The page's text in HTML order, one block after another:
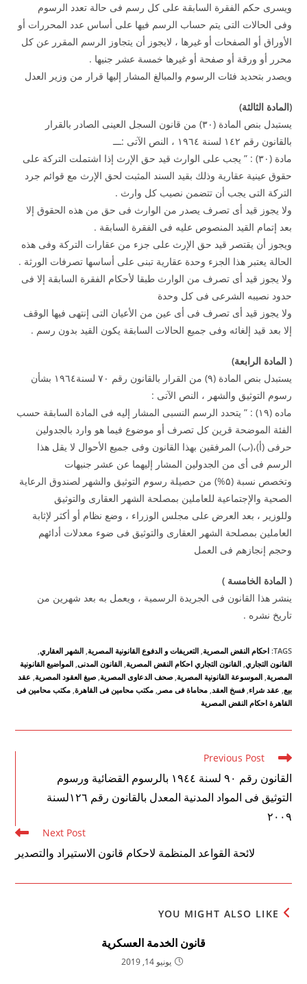
ويسرى حكم الفقرة السابقة على كل رسم فى حالة تعدد الرسوم
وفى الحالات التى يتم حساب الرسم فيها على أساس عدد المحررات أو
الأوراق أو الصفحات أو غيرها ، لايجوز أن يتجاوز الرسم المقرر عن كل
محرر أو ورقة أو صفحة أو غيرها خمسة عشر جنيها .
ويصدر بتحديد فئات الرسوم والمبالغ المشار إليها قرار من وزير العدل
(المادة الثالثة)
يستبدل بنص المادة (۳۰) من قانون السجل العينى الصادر بالقرار
بالقانون رقم ۱٤۲ لسنة ۱۹٦٤ ، النص الآتى :ـــ
مادة (۳۰) : ” يجب على الوارث قيد حق الإرث إذا اشتملت التركة على
حقوق عينية عقارية وذلك بقيد السند المثبت لحق الإرث مع قوائم جرد
التركة التى يجب أن تتضمن نصيب كل وارث .
ولا يجوز قيد أى تصرف يصدر من الوارث فى حق من هذه الحقوق إلا
بعد إتمام القيد المنصوص عليه فى الفقرة السابقة .
ويجوز أن يقتصر قيد حق الإرث على جزء من عقارات التركة وفى هذه
الحالة يعتبر هذا الجزء وحدة عقارية تبنى على أساسها تصرفات الورثة .
ولا يجوز قيد أى تصرف من الوارث طبقا لأحكام الفقرة السابقة إلا فى
حدود نصيبه الشرعى فى كل وحدة
ولا يجوز قيد أى تصرف فى أى عين من الأعيان التى إنتهى فيها الوقف
إلا بعد قيد إلغائه وفى جميع الحالات السابقة يكون القيد بدون رسم .
(المادة الرابعة)
يستبدل بنص المادة (۹) من القرار بالقانون رقم ۷۰ لسنة۱۹٦٤ بشأن
رسوم التوثيق والشهر ، النص الآتى :
ماده (۱۹) : ” يتحدد الرسم النسبى المشار إليه فى المادة السابقة حسب
الفئة الموضحة قرين كل تصرف أو موضوع فيما هو وارد بالجدولين
حرفى (أ)،(ب) المرفقين بهذا القانون وفى جميع الأحوال لا يقل هذا
الرسم فى أى من الجدولين المشار إليهما عن عشر جنيهات
وتخصص نسبة (۵%) من حصيلة رسوم التوثيق والشهر لصندوق الرعاية
الصحية والإجتماعية للعاملين بمصلحة الشهر العقارى والتوثيق
وللوزير ، بعد العرض على مجلس الوزراء ، وضع نظام أو أكثر لإثابة
العاملين بمصلحة الشهر العقارى والتوثيق فى ضوء معدلات أدائهم
وحجم إنجازهم فى العمل
(المادة الخامسة )
ينشر هذا القانون فى الجريدة الرسمية ، ويعمل به بعد شهرين من
تاريخ نشره .
TAGS
:احكام النقض المصرية, التعريفات و الدفوع القانونية المصرية, الشهر العقاري,
القانون التجاري, القانون التجاري احكام النقض المصرية, القانون المدنى, المواضيع القانونية
المصرية, الموسوعة القانونية المصرية, صحف الدعاوى المصرية, صيغ العقود المصرية, عقد
بيع, عقد شراء, فسخ العقد, محاماة فى مصر , مكتب محامين فى القاهرة, مكتب محامين فى
القاهرة احكام النقض المصرية
Read
more
articles
Previous Post
القانون رقم ۹۰ لسنة ۱۹٤٤ بالرسوم القضائية ورسوم
التوثيق فى المواد المدنية المعدل بالقانون رقم ۱۲٦لسنة
۲۰۰۹
Next Post
لائحة القواعد المنظمة لاحكام قانون الاستيراد والتصدير
YOU MIGHT ALSO LIKE
قانون الخدمة العسكرية
يونيو 14, 2019